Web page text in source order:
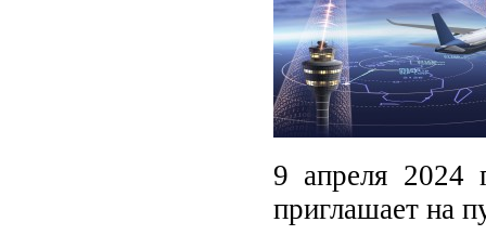
9 апреля 2024
приглашает на